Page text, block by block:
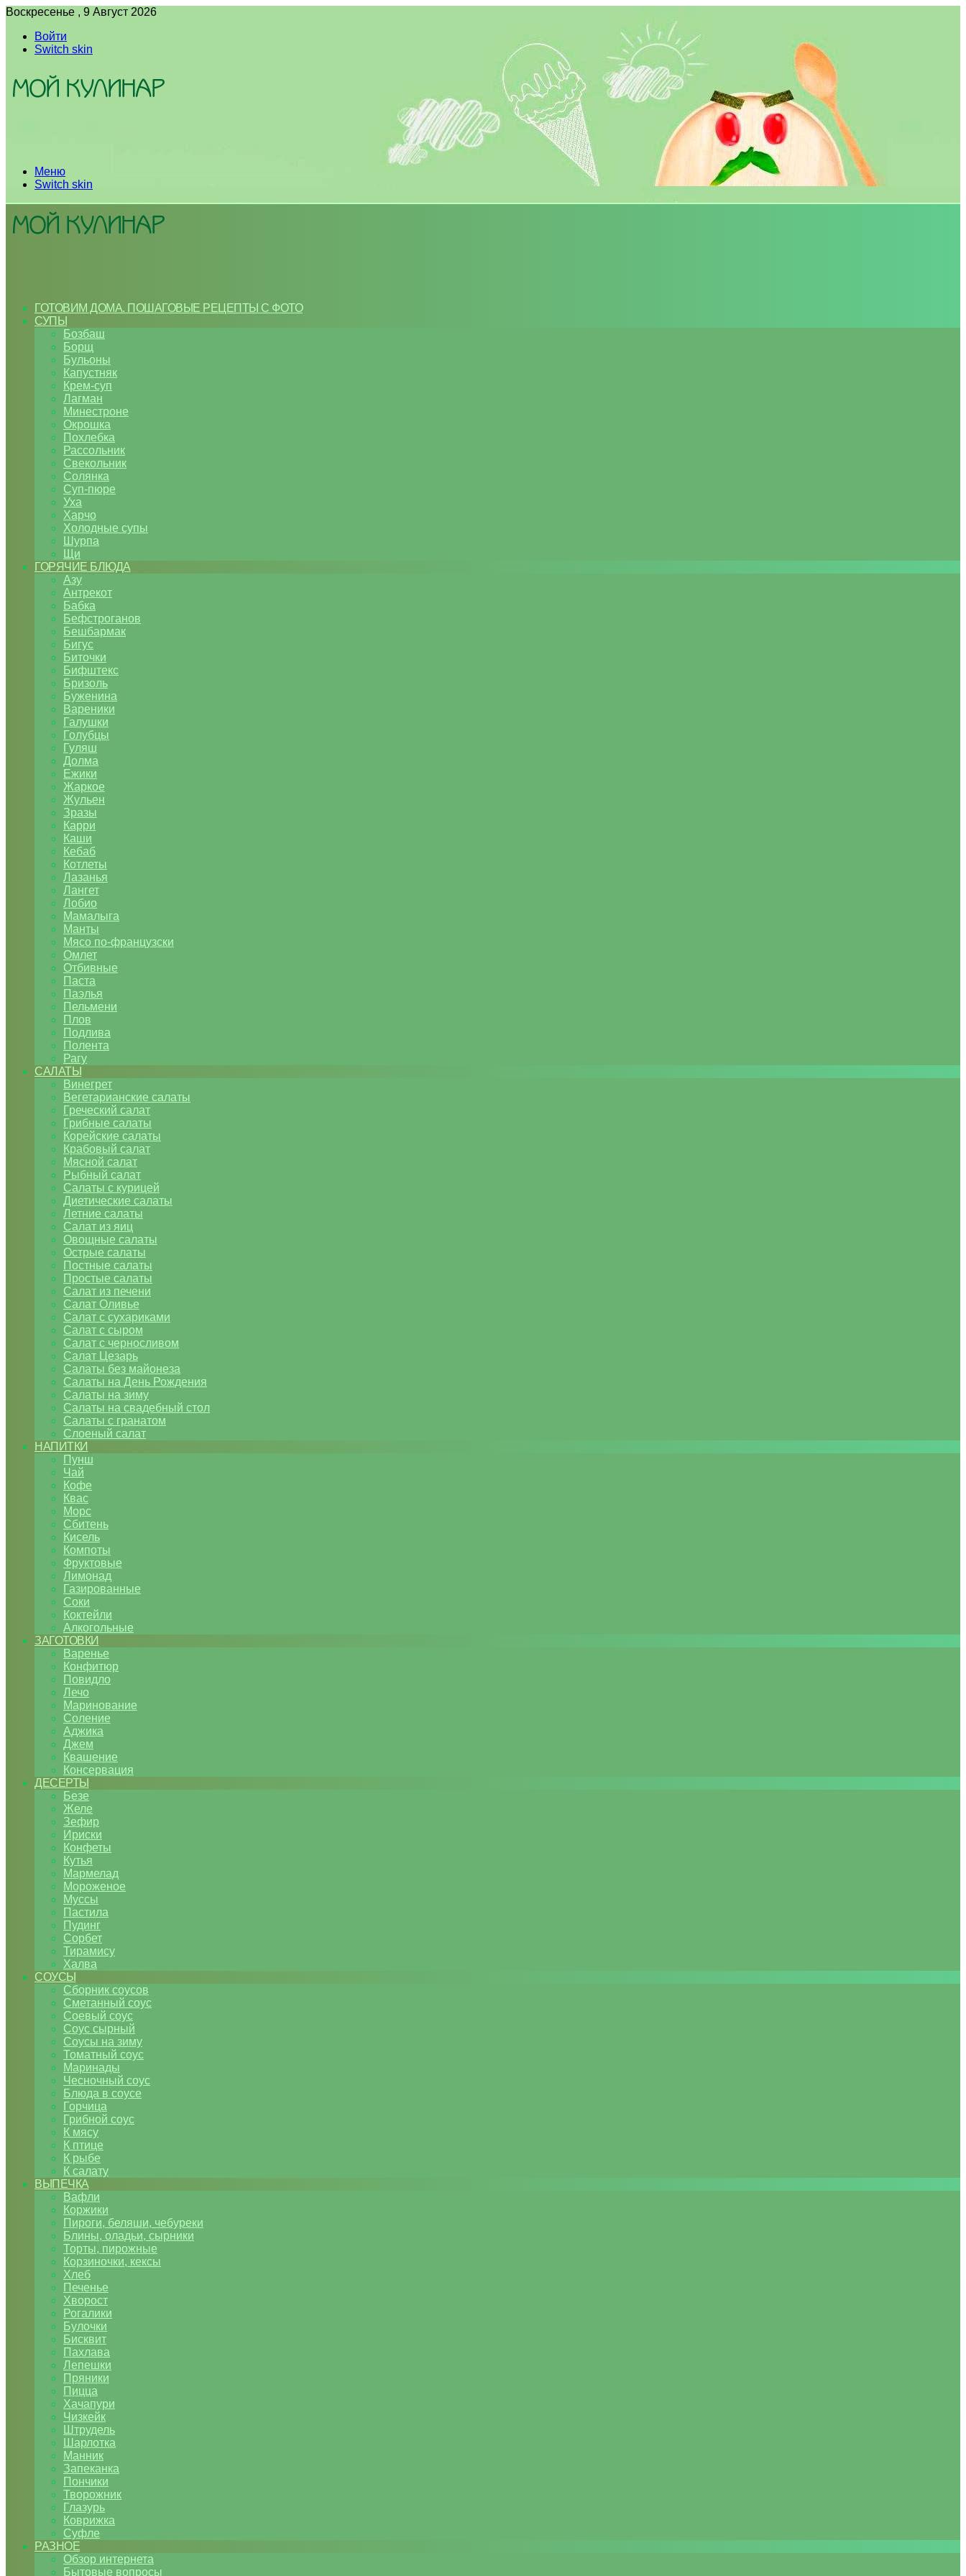
Воскресенье , 9 Август 2026
Войти
Switch skin
Меню
Switch skin
ГОТОВИМ ДОМА. ПОШАГОВЫЕ РЕЦЕПТЫ С ФОТО
СУПЫ
Бозбаш
Борщ
Бульоны
Капустняк
Крем-суп
Лагман
Минестроне
Окрошка
Похлебка
Рассольник
Свекольник
Солянка
Суп-пюре
Уха
Харчо
Холодные супы
Шурпа
Щи
ГОРЯЧИЕ БЛЮДА
Азу
Антрекот
Бабка
Бефстроганов
Бешбармак
Бигус
Биточки
Бифштекс
Бризоль
Буженина
Вареники
Галушки
Голубцы
Гуляш
Долма
Ежики
Жаркое
Жульен
Зразы
Карри
Каши
Кебаб
Котлеты
Лазанья
Лангет
Лобио
Мамалыга
Манты
Мясо по-французски
Омлет
Отбивные
Паста
Паэлья
Пельмени
Плов
Подлива
Полента
Рагу
САЛАТЫ
Винегрет
Вегетарианские салаты
Греческий салат
Грибные салаты
Корейские салаты
Крабовый салат
Мясной салат
Рыбный салат
Салаты с курицей
Диетические салаты
Летние салаты
Салат из яиц
Овощные салаты
Острые салаты
Постные салаты
Простые салаты
Салат из печени
Салат Оливье
Салат с сухариками
Салат с сыром
Салат с черносливом
Салат Цезарь
Салаты без майонеза
Салаты на День Рождения
Салаты на зиму
Салаты на свадебный стол
Салаты с гранатом
Слоеный салат
НАПИТКИ
Пунш
Чай
Кофе
Квас
Морс
Сбитень
Кисель
Компоты
Фруктовые
Лимонад
Газированные
Соки
Коктейли
Алкогольные
ЗАГОТОВКИ
Варенье
Конфитюр
Повидло
Лечо
Маринование
Соление
Аджика
Джем
Квашение
Консервация
ДЕСЕРТЫ
Безе
Желе
Зефир
Ириски
Конфеты
Кутья
Мармелад
Мороженое
Муссы
Пастила
Пудинг
Сорбет
Тирамису
Халва
СОУСЫ
Сборник соусов
Сметанный соус
Соевый соус
Соус сырный
Соусы на зиму
Томатный соус
Маринады
Чесночный соус
Блюда в соусе
Горчица
Грибной соус
К мясу
К птице
К рыбе
К салату
ВЫПЕЧКА
Вафли
Коржики
Пироги, беляши, чебуреки
Блины, оладьи, сырники
Торты, пирожные
Корзиночки, кексы
Хлеб
Печенье
Хворост
Рогалики
Булочки
Бисквит
Пахлава
Лепешки
Пряники
Пицца
Хачапури
Чизкейк
Штрудель
Шарлотка
Манник
Запеканка
Пончики
Творожник
Глазурь
Коврижка
Суфле
РАЗНОЕ
Обзор интернета
Бытовые вопросы